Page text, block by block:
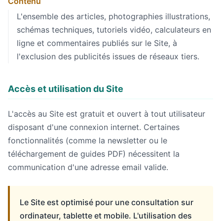
L'ensemble des articles, photographies illustrations,
schémas techniques, tutoriels vidéo, calculateurs en
ligne et commentaires publiés sur le Site, à
l'exclusion des publicités issues de réseaux tiers.
Accès et utilisation du Site
L'accès au Site est gratuit et ouvert à tout utilisateur
disposant d'une connexion internet. Certaines
fonctionnalités (comme la newsletter ou le
téléchargement de guides PDF) nécessitent la
communication d'une adresse email valide.
Le Site est optimisé pour une consultation sur
ordinateur, tablette et mobile. L'utilisation des